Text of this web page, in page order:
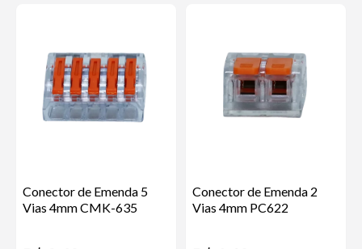
Conector de Emenda 5
Vias 4mm CMK-635
Conector de Emenda 2
Vias 4mm PC622